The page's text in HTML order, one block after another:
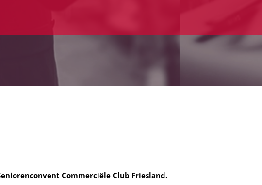
Commerciële Club Friesland.